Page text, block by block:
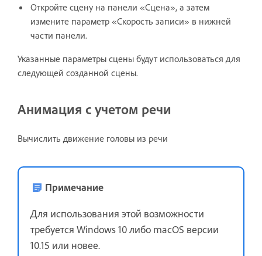
Откройте сцену на панели «Сцена», а затем
измените параметр «Скорость записи» в нижней
части панели.
Указанные параметры сцены будут использоваться для
следующей созданной сцены.
Анимация с учетом речи
Вычислить движение головы из речи
Примечание
Для использования этой возможности
требуется Windows 10 либо macOS версии
10.15 или новее.